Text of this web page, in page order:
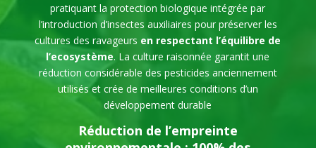
pratiquant la protection biologique intégrée par
l’introduction d’insectes auxiliaires pour préserver les
cultures des ravageurs en respectant l’équilibre de
l’ecosystème. La culture raisonnée garantit une
réduction considérable des pesticides anciennement
utilisés et crée de meilleures conditions d’un
développement durable
Réduction de l’empreinte